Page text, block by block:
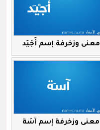
معنى وزخرفة إسم أَجْيَد
معنى وزخرفة إسم آسَة